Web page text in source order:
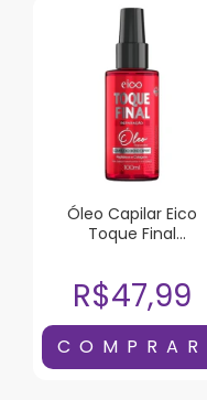
Óleo Capilar Eico
Toque Final
R$47,99